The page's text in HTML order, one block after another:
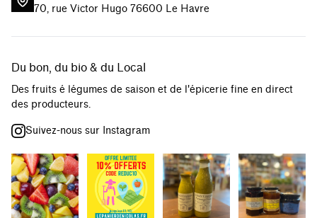
70, rue Victor Hugo 76600 Le Havre
Du bon, du bio & du Local
Des fruits é légumes de saison et de l'épicerie fine en direct
des producteurs.
Suivez-nous sur Instagram